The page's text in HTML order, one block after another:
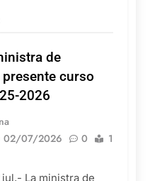
de
curso
2026
02/07/2026 0
1
jul.- La ministra de